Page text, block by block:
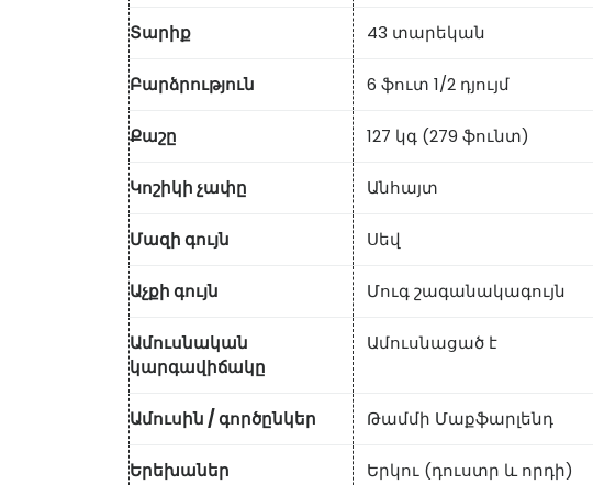
Տարիք 43 տարեկան
Բարձրություն 6 ֆուտ 1/2 դյույմ
Քաշը 127 կգ (279 ֆունտ)
Կոշիկի չափը Անհայտ
Մազի գույն Սեվ
Աչքի գույն Մուգ շագանակագույն
Ամուսնական
կարգավիճակը
Ամուսնացած է
Ամուսին / գործընկեր Թամմի Մաքֆարլենդ
Երեխաներ Երկու (դուստր և որդի)